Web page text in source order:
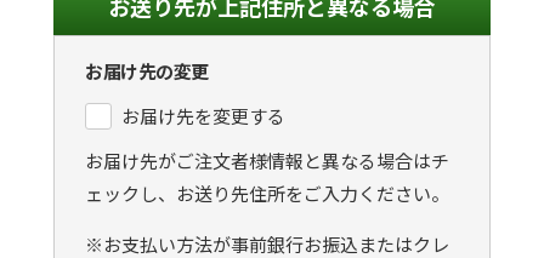
お届け先の変更
お届け先を変更する
お届け先がご注文者様情報と異なる場合はチ
ェックし、お送り先住所をご入力ください。
※お支払い方法が事前銀行お振込またはクレ